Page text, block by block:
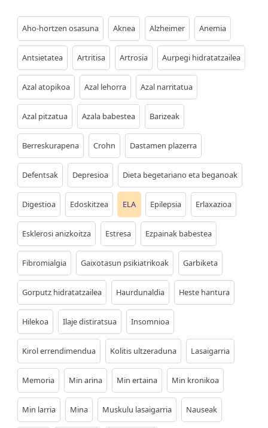
Aho-hortzen osasuna Aknea Alzheimer Anemia
Antsietatea Artritisa Artrosia Aurpegi hidratatzailea
Azal atopikoa Azal lehorra Azal narritatua
Azal pitzatua Azala babestea Barizeak
Berreskurapena Crohn Dastamen plazerra
Defentsak Depresioa Dieta begetariano eta beganoak
Digestioa Edoskitzea ELA Epilepsia Erlaxazioa
Esklerosi anizkoitza Estresa Ezpainak babestea
Fibromialgia Gaixotasun psikiatrikoak Garbiketa
Gorputz hidratatzailea Haurdunaldia Heste hantura
Hilekoa Ilaje distiratsua Insomnioa
Kirol errendimendua Kolitis ultzeraduna Lasaigarria
Memoria Min arina Min ertaina Min kronikoa
Min larria Mina Muskulu lasaigarria Nauseak